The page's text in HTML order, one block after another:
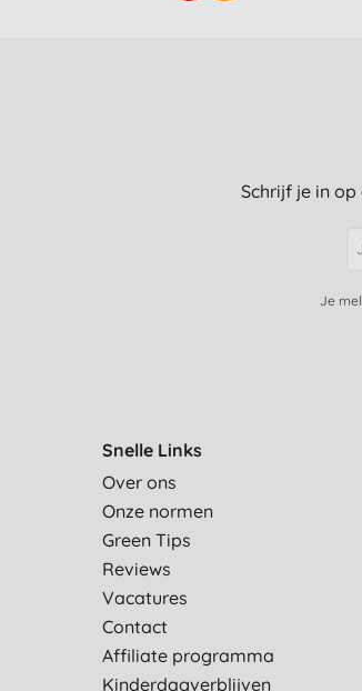
Schrijf je in
Je
Snelle Links
Over ons
Onze normen
Green Tips
Reviews
Vacatures
Contact
Affiliate programma
Kinderdagverblijven